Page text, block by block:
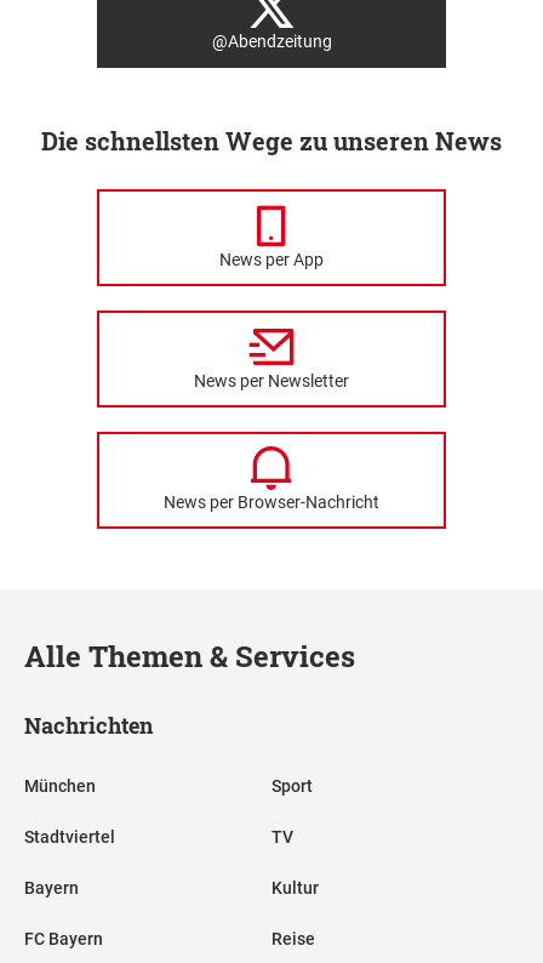
@Abendzeitung
Die schnellsten Wege zu unseren News
News per App
News per Newsletter
News per Browser-Nachricht
Alle Themen & Services
Nachrichten
München
Stadtviertel
Bayern
FC Bayern
Sport
TV
Kultur
Reise